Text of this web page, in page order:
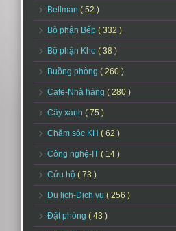
Bellman ( 52 )
Bộ phận Bếp ( 332 )
Bộ phận Kho ( 38 )
Buồng phòng ( 260 )
Cafe-Nhà hàng ( 280 )
Cây xanh ( 75 )
Chăm sóc KH ( 62 )
Công nghệ-IT ( 14 )
Cứu hộ ( 73 )
Du lịch-Dịch vụ ( 256 )
Đặt phòng ( 43 )